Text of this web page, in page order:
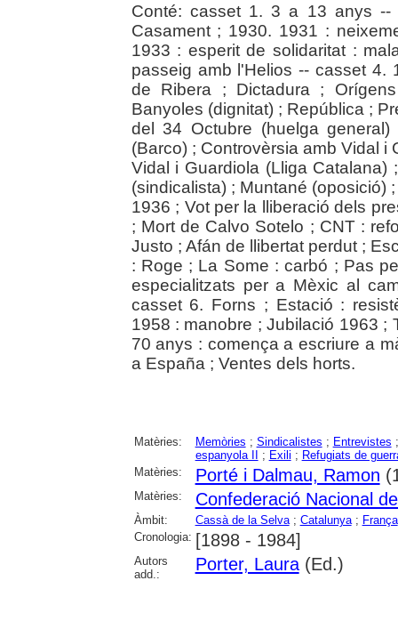
Conté: casset 1. 3 a 13 anys
Casament ; 1930. 1931 :
1933 : esperit de solidaritat :
passeig amb l'Helios -- casset 4.
de Ribera ; Dictadura ;
Banyoles (dignitat) ; República ;
del 34 Octubre (huelga
(Barco) ; Controvèrsia amb Vidal i
Vidal i Guardiola (Lliga
(sindicalista) ; Muntané (oposició)
1936 ; Vot per la lliberació dels
; Mort de Calvo Sotelo ; CNT :
Justo ; Afán de llibertat perdut ;
: Roge ; La Some : carbó ; Pas
especialitzats per a Mèxic al
casset 6. Forns ; Estació :
1958 : manobre ; Jubilació 1963 ;
70 anys : comença a escriure a
a España ; Ventes dels horts.
Matèries: Memòries ; Sindicalistes ; Entrevistes
espanyola II ; Exili ; Refugiats de
Matèries:
Porté i Dalmau, Ramon
Matèries: Confederació Nacional
Àmbit: Cassà de la Selva; Catalunya; França
Cronologia: [1898 - 1984]
Autors
add.:
Porter, Laura(Ed.)